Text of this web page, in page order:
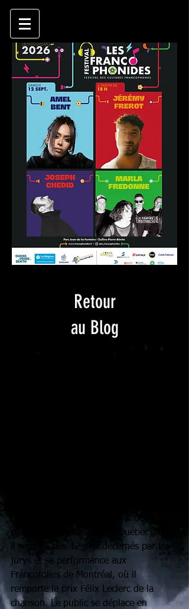
Retour
au Blog
Depuis son succès au festival de la
chanson de Petite Vallée (Québec), où
il reçoit 6 des 12 prix décernés par les
jurys et sa performance aux
Francofolies de Montréal, où il
remporte le prix Félix Leclerc de la
chanson. Le public se déplace en